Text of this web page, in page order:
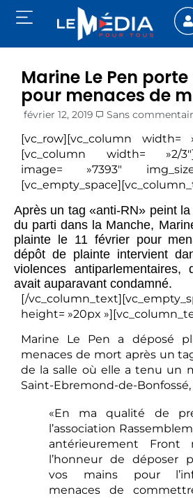
Marine Le Pen
pour menaces de
février 12, 2019 Sans
[vc_row][vc_column width=
[vc_column width= »2/
image= »7393″
Après un tag «anti-RN» peint la
du parti dans la Manche,
plainte le 11 février pour
dépôt de plainte intervient
violences
avait auparavant condamné.
[/
height= »20px
Marine Le Pen a déposé
menaces de mort après un
de la salle où elle a tenu un
Saint-Ebremond-de-Bonfossé,
«En ma qualité de
l’association
antérieurement Front
l’honneur de déposer
vos mains pour
menaces de